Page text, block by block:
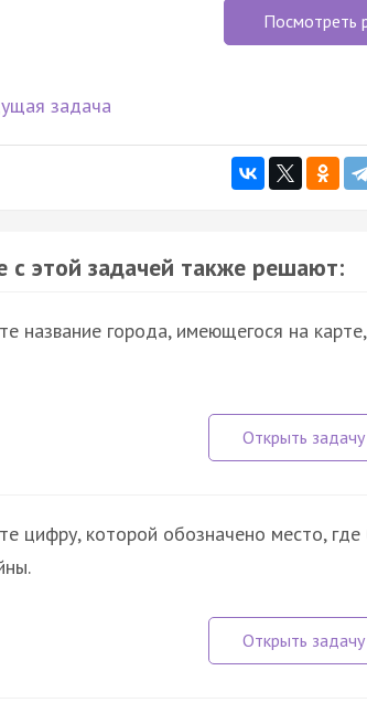
Посмотреть
задача
с этой задачей также решают:
название города, имеющегося на
цифру, которой обозначено место,